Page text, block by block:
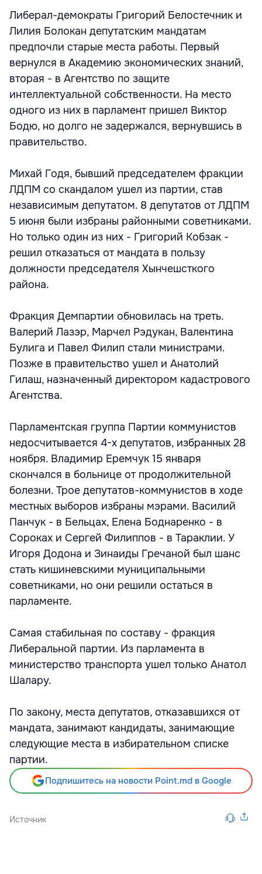
Либерал-демократы Григорий Белостечник и
Лилия Болокан депутатским мандатам
предпочли старые места работы. Первый
вернулся в Академию экономических знаний,
вторая - в Агентство по защите
интеллектуальной собственности. На место
одного из них в парламент пришел Виктор
Бодю, но долго не задержался, вернувшись в
правительство.
Михай Годя, бывший председателем фракции
ЛДПМ со скандалом ушел из партии, став
независимым депутатом. 8 депутатов от ЛДПМ
5 июня были избраны районными советниками.
Но только один из них - Григорий Кобзак -
решил отказаться от мандата в пользу
должности председателя Хынчешсткого
района.
Фракция Демпартии обновилась на треть.
Валерий Лазэр, Марчел Рэдукан, Валентина
Булига и Павел Филип стали министрами.
Позже в правительство ушел и Анатолий
Гилаш, назначенный директором кадастрового
Агентства.
Парламентская группа Партии коммунистов
недосчитывается 4-х депутатов, избранных 28
ноября. Владимир Еремчук 15 января
скончался в больнице от продолжительной
болезни. Трое депутатов-коммунистов в ходе
местных выборов избраны мэрами. Василий
Панчук - в Бельцах, Елена Боднаренко - в
Сороках и Сергей Филиппов - в Тараклии. У
Игоря Додона и Зинаиды Гречаной был шанс
стать кишиневскими муниципальными
советниками, но они решили остаться в
парламенте.
Самая стабильная по составу - фракция
Либеральной партии. Из парламента в
министерство транспорта ушел только Анатол
Шалару.
По закону, места депутатов, отказавшихся от
мандата, занимают кандидаты, занимающие
следующие места в избирательном списке
партии.
Подпишитесь на новости Point.md в Google
Источник